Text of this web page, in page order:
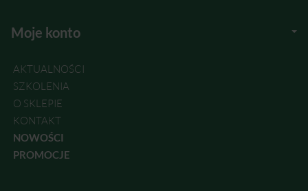
Moje konto
AKTUALNOŚCI
SZKOLENIA
O SKLEPIE
KONTAKT
NOWOŚCI
PROMOCJE